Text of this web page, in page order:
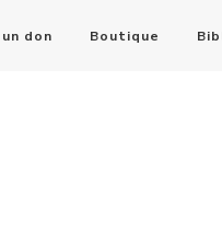
don Boutique